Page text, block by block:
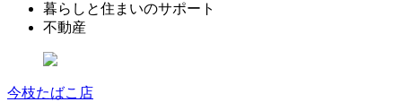
暮らしと住まいのサポート
不動産
今枝たばこ店